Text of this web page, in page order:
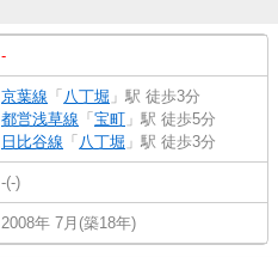
-
京葉線 「 八丁堀 」駅 徒歩3分
都営浅草線 「 宝町 」駅 徒歩5分
日比谷線 「 八丁堀 」駅 徒歩3分
-(-)
2008年 7月(築18年)